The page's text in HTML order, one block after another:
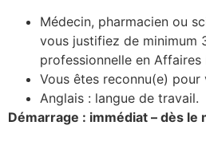
Médecin, pharmacien ou
vous justifiez de minimum
professionnelle en Affaires
Vous êtes reconnu(e) pour
Anglais : langue de travail.
Démarrage : immédiat – dès le